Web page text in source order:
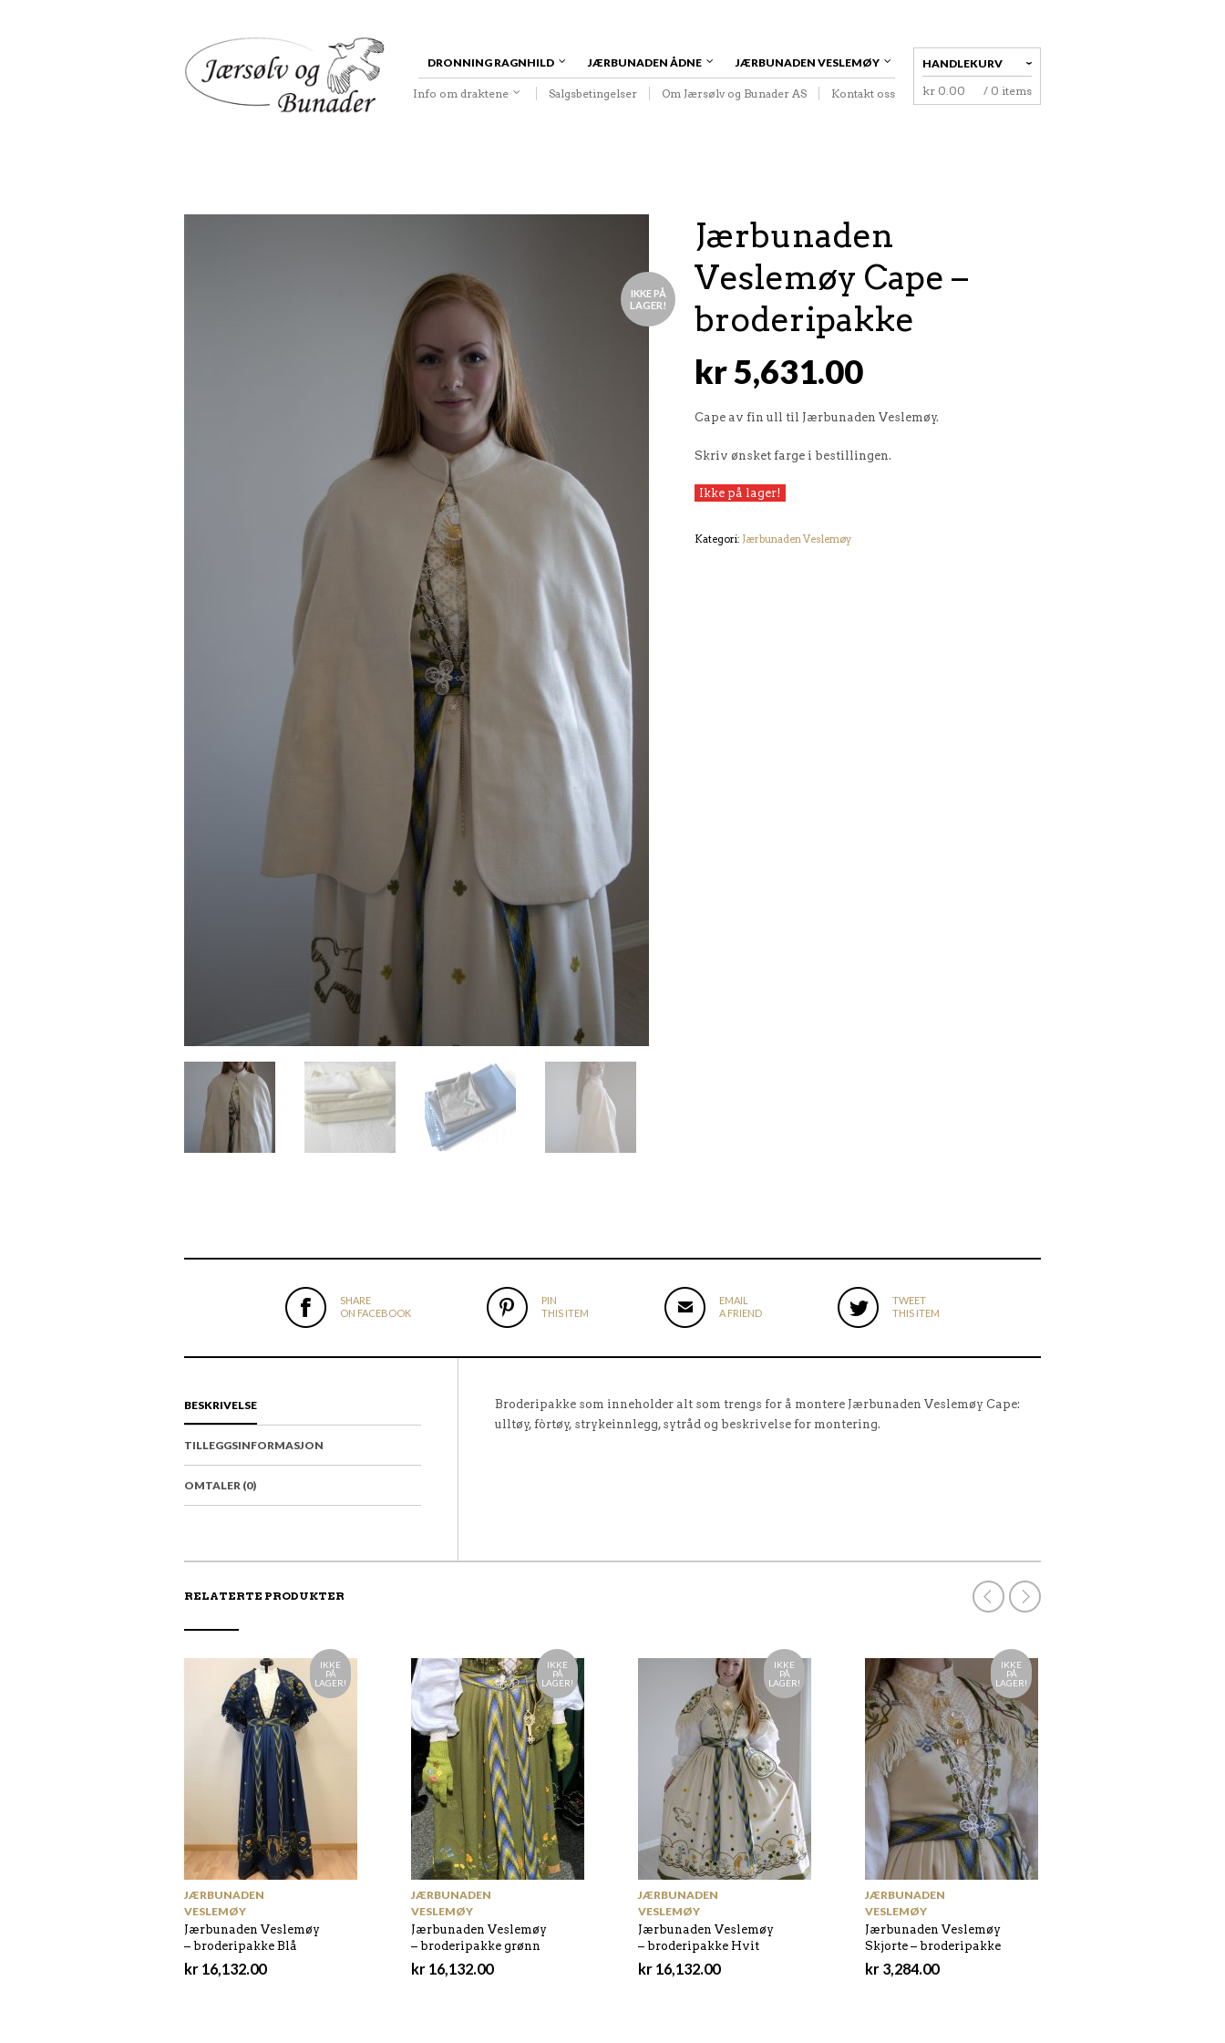
DRONNING RAGNHILD JÆRBUNADEN ÅDNE JÆRBUNADEN VESLEMØY
Info om draktene Salgsbetingelser Om Jærsølv og Bunader AS Kontakt oss
HANDLEKURV
kr 0.00 / 0 items
IKKE PÅ
LAGER!
Jærbunaden
Veslemøy Cape –
broderipakke
kr5,631.00
Cape av fin ull til Jærbunaden Veslemøy.
Skriv ønsket farge i bestillingen.
Ikke på lager!
Kategori: Jærbunaden Veslemøy
SHARE
ON FACEBOOK
PIN
THIS ITEM
EMAIL
A FRIEND
TWEET
THIS ITEM
BESKRIVELSE
TILLEGGSINFORMASJON
OMTALER (0)
Broderipakke som inneholder alt som trengs for å montere Jærbunaden Veslemøy Cape:
ulltøy, fòrtøy, strykeinnlegg, sytråd og beskrivelse for montering.
RELATERTE PRODUKTER
IKKE
PÅ
LAGER!
JÆRBUNADEN
VESLEMØY
Jærbunaden Veslemøy
– broderipakke Blå
kr 16,132.00
IKKE
PÅ
LAGER!
JÆRBUNADEN
VESLEMØY
Jærbunaden Veslemøy
– broderipakke grønn
kr 16,132.00
IKKE
PÅ
LAGER!
JÆRBUNADEN
VESLEMØY
Jærbunaden Veslemøy
– broderipakke Hvit
kr 16,132.00
IKKE
PÅ
LAGER!
JÆRBUNADEN
VESLEMØY
Jærbunaden Veslemøy
Skjorte – broderipakke
kr 3,284.00